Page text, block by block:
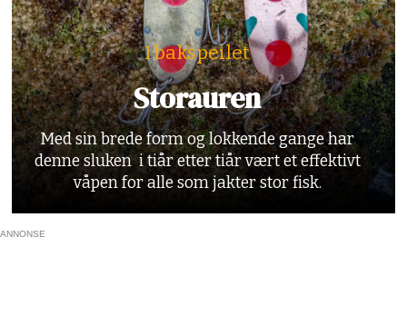
I bakspeilet
Storauren
Med sin brede form og lokkende gange har
denne sluken i tiår etter tiår vært et effektivt
våpen for alle som jakter stor fisk.
ANNONSE